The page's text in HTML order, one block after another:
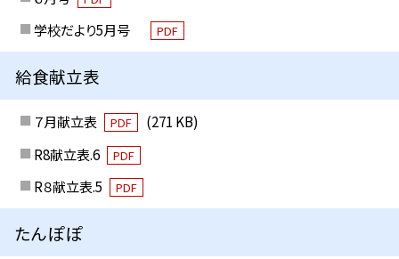
学校だより5月号 PDF
給食献立表
７月献立表 PDF
(271 KB)
R8献立表.6
PDF
R８献立表.5 PDF
たんぽぽ